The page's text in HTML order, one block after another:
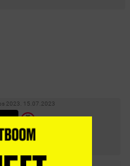
2023. 15.07.2023
1 G2
МАТЧА